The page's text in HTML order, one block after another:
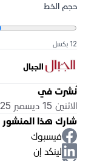
حجم الخط
12 بكسل
الجبال
نُشرت في
الاثنين 15 ديسمبر 2025 04:44 م
شارك هذا المنشور
فيسبوك
لينكد إن